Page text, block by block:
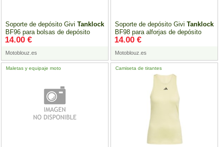
Soporte de depósito Givi Tanklock
BF96 para bolsas de depósito
Motoblouz.es
14.00 €
Soporte de depósito Givi Tanklock
BF98 para alforjas de depósito
Motoblouz.es
14.00 €
Maletas y equipaje moto Camiseta de tirantes